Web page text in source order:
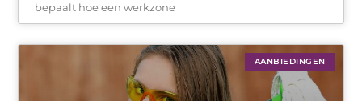
bepaalt hoe een werkzone
AANBIEDINGEN